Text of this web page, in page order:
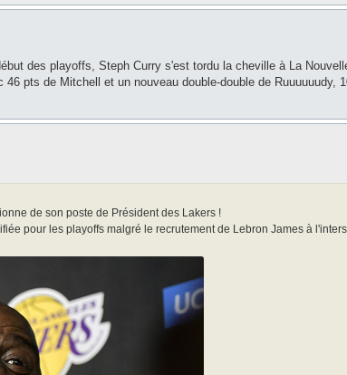
des playoffs, Steph Curry s'est tordu la cheville à La
pts de Mitchell et un nouveau double-double de Ruuuuuudy,
de son poste de Président des Lakers !
pour les playoffs malgré le recrutement de Lebron James à